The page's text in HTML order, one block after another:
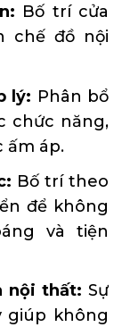
Bố trí cửa
chế đồ nội
lý: Phân bổ
chức năng,
ấm áp.
Bố trí theo
để không
và tiện
nội thất: Sự
giúp không